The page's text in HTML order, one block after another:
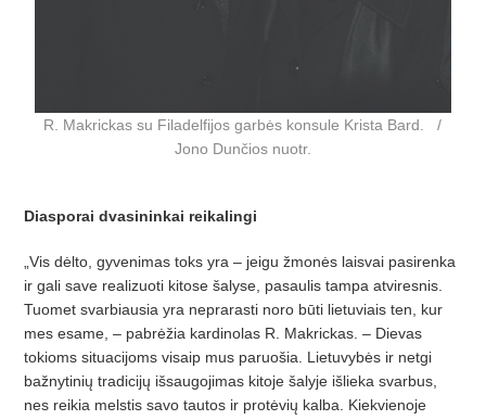
R. Makrickas su Filadelfijos garbės konsule Krista Bard. /
Jono Dunčios nuotr.
Diasporai dvasininkai reikalingi
„Vis dėlto, gyvenimas toks yra – jeigu žmonės laisvai pasirenka
ir gali save realizuoti kitose šalyse, pasaulis tampa atviresnis.
Tuomet svarbiausia yra neprarasti noro būti lietuviais ten, kur
mes esame, – pabrėžia kardinolas R. Makrickas. – Dievas
tokioms situacijoms visaip mus paruošia. Lietuvybės ir netgi
bažnytinių tradicijų išsaugojimas kitoje šalyje išlieka svarbus,
nes reikia melstis savo tautos ir protėvių kalba. Kiekvienoje